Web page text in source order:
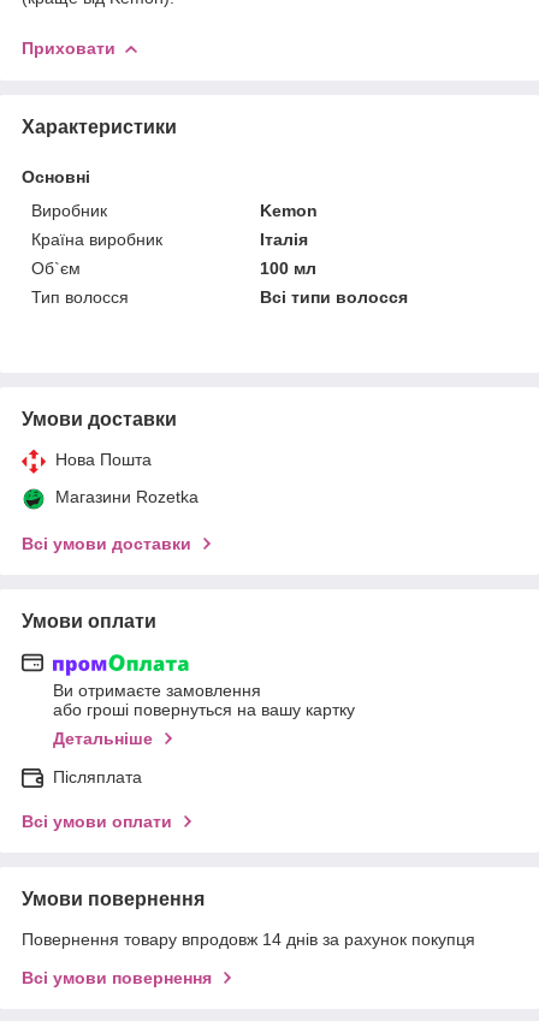
Приховати
Характеристики
Основні
Виробник
Kemon
Країна виробник
Італія
Об`єм
100 мл
Тип волосся
Всі типи волосся
Умови доставки
Нова Пошта
Магазини Rozetka
Всі умови доставки
Умови оплати
Ви отримаєте замовлення
або гроші повернуться на вашу картку
Детальніше
Післяплата
Всі умови оплати
Умови повернення
Повернення товару впродовж 14 днів за рахунок покупця
Всі умови повернення